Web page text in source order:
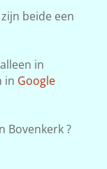
beide een
in
in Google
Bovenkerk ?